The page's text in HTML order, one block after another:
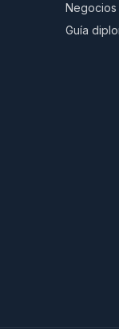
Negocios
Guía